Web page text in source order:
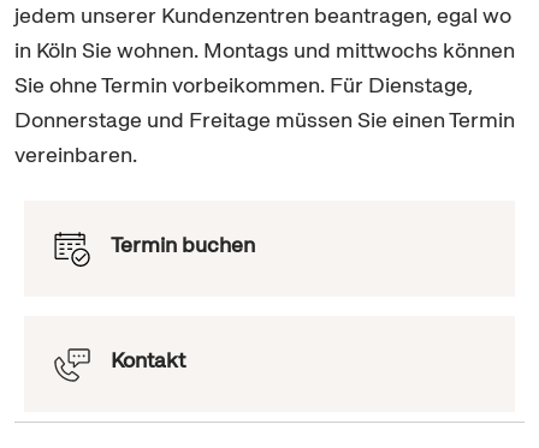
jedem unserer Kundenzentren beantragen, egal wo
in Köln Sie wohnen. Montags und mittwochs können
Sie ohne Termin vorbeikommen. Für Dienstage,
Donnerstage und Freitage müssen Sie einen Termin
vereinbaren.
Termin buchen
Kontakt